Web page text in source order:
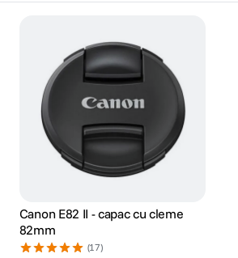
Canon E82 II - capac cu cleme
82mm
(17)